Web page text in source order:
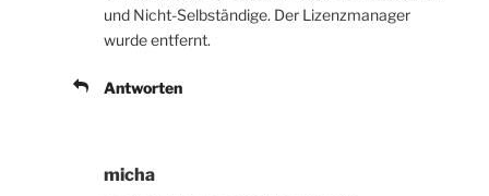
und Nicht-Selbständige. Der Lizenzmanager
wurde entfernt.
Antworten
micha